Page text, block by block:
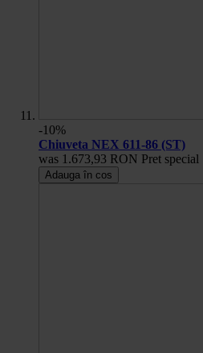
-10%
Chiuveta NEX 611-86 (ST)
was 1.673,93 RON Pret special
Adauga în cos